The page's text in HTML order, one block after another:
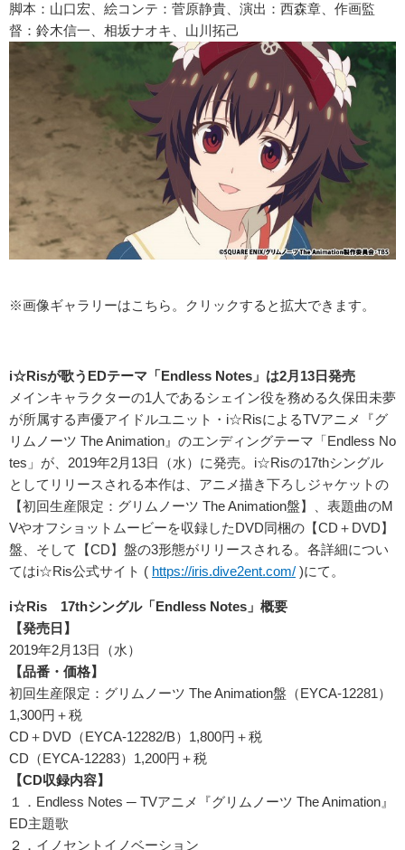
脚本：山口宏、絵コンテ：菅原静貴、演出：西森章、作画監
督：鈴木信一、相坂ナオキ、山川拓己
※画像ギャラリーはこちら。クリックすると拡大できます。
i☆Risが歌うEDテーマ「Endless Notes 」は2月13日発売
メインキャラクターの1人であるシェイン役を務める久保田未夢
が所属する声優アイドルユニット・i☆RisによるTVアニメ『グ
リムノーツ The Animation』のエンディングテーマ「Endless No
tes」が、2019年2月13日（水）に発売。i☆Risの17thシングル
としてリリースされる本作は、アニメ描き下ろしジャケットの
【初回生産限定：グリムノーツ The Animation盤】、表題曲のM
Vやオフショットムービーを収録したDVD同梱の【CD＋DVD】
盤、そして【CD】盤の3形態がリリースされる。各詳細につい
てはi☆Ris公式サイト ( https://iris.dive2ent.com/ )にて。
i☆Ris 17thシングル「Endless Notes 」概要
【発売日】
2019年2月13日（水）
【品番・価格】
初回生産限定：グリムノーツ The Animation盤（EYCA-12281）
1,300円＋税
CD＋DVD（EYCA-12282/B）1,800円＋税
CD（EYCA-12283）1,200円＋税
【CD収録内容】
１．Endless Notes ─ TVアニメ『グリムノーツ The Animation』
ED主題歌
２．イノセントイノベーション